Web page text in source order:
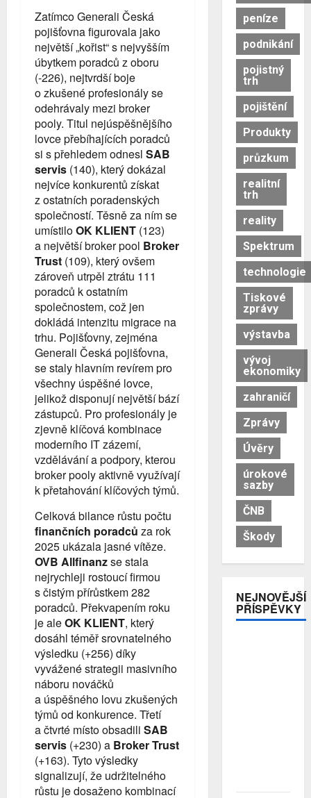
Zatímco Generali Česká
pojišťovna figurovala jako
největší „kořist“ s nejvyšším
úbytkem poradců z oboru
(-226), nejtvrdší boje
o zkušené profesionály se
odehrávaly mezi broker
pooly. Titul nejúspěšnějšího
lovce přebíhajících poradců
si s přehledem odnesl SAB
servis (140), který dokázal
nejvíce konkurentů získat
z ostatních poradenských
společností. Těsně za ním se
umístiloOK KLIENT (123)
a největší broker pool Broker
Trust (109), který ovšem
zároveň utrpěl ztrátu 111
poradců k ostatním
společnostem, což jen
dokládá intenzitu migrace na
trhu. Pojišťovny, zejména
Generali Česká pojišťovna,
se staly hlavním revírem pro
všechny úspěšné lovce,
jelikož disponují největší bází
zástupců. Pro profesionály je
zjevně klíčová kombinace
moderního IT zázemí,
vzdělávání a podpory, kterou
broker pooly aktivně využívají
k přetahování klíčových týmů.
Celková bilance růstu počtu
finančních poradců za rok
2025 ukázala jasné vítěze.
OVB Allfinanzse stala
nejrychleji rostoucí firmou
s čistým přírůstkem 282
poradců. Překvapením roku
je aleOK KLIENT, který
dosáhl téměř srovnatelného
výsledku (+256) díky
vyvážené strategii masivního
náboru nováčků
a úspěšného lovu zkušených
týmů od konkurence. Třetí
a čtvrté místo obsadili SAB
servis (+230) a Broker Trust
(+163). Tyto výsledky
signalizují, že udržitelného
růstu je dosaženo kombinací
peníze
podnikání
pojistný
trh
pojištění
Produkty
průzkum
realitní
trh
reality
Spektrum
technologie
Tiskové
zprávy
výstavba
vývoj
ekonomiky
zahraničí
Zprávy
Úvěry
úrokové
sazby
ČNB
Škody
NEJNOVĚJŠÍ
PŘÍSPĚVKY